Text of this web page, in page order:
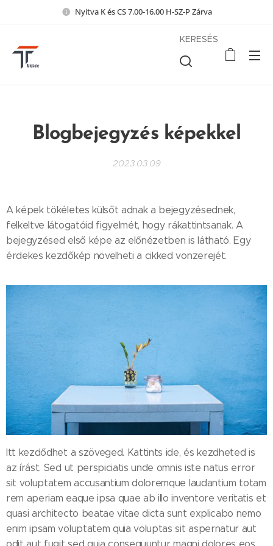
Nyitva K és CS 7.00-16.00 H-SZ-P Zárva
KERESÉS
Blogbejegyzés képekkel
2023.03.09
A képek tökéletes külsőt adnak a bejegyzésednek,
felkeltve látogatóid figyelmét, hogy rákattintsanak. A
bejegyzésed első képe az előnézetben is látható. Egy
érdekes kezdőkép növelheti a cikked vonzerejét.
Itt kezdődhet a szöveged. Kattints ide, és kezdheted is
az írást. Sed ut perspiciatis unde omnis iste natus error
sit voluptatem accusantium doloremque laudantium totam
rem aperiam eaque ipsa quae ab illo inventore veritatis et
quasi architecto beatae vitae dicta sunt explicabo nemo
enim ipsam voluptatem quia voluptas sit aspernatur aut